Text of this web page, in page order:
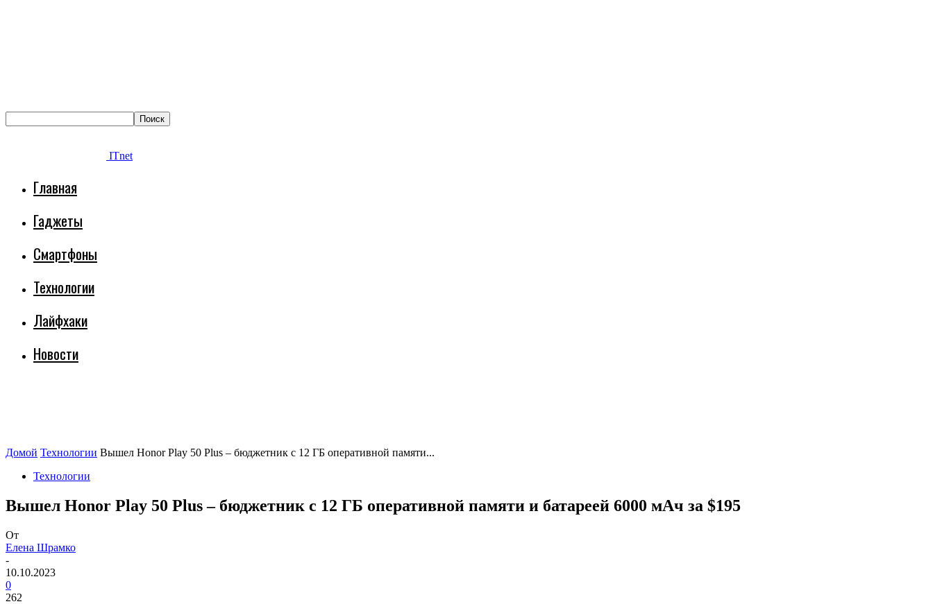
ITnet
Главная
Гаджеты
Смартфоны
Технологии
Лайфхаки
Новости
Домой Технологии Вышел Honor Play 50 Plus – бюджетник с 12 ГБ оперативной памяти...
Технологии
Вышел Honor Play 50 Plus – бюджетник с 12 ГБ оперативной памяти и батареей 6000 мАч за $195
От
Елена Шрамко
-
10.10.2023
0
262